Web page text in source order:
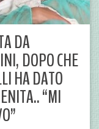
DA
DOPO CHE
HA DATO
“MI